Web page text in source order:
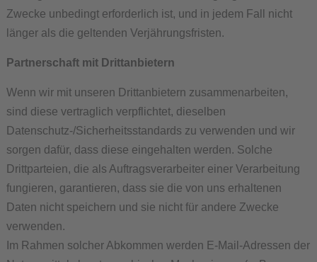
Zwecke unbedingt erforderlich ist, und in jedem Fall nicht
länger als die geltenden Verjährungsfristen.
Partnerschaft mit Drittanbietern
Wenn wir mit unseren Drittanbietern zusammenarbeiten,
sind diese vertraglich verpflichtet, dieselben
Datenschutz-/Sicherheitsstandards zu verwenden und wir
sorgen dafür, dass diese eingehalten werden. Solche
Drittparteien, die als Auftragsverarbeiter einer Verarbeitung
fungieren, garantieren, dass sie die von uns erhaltenen
Daten nicht speichern und sie nicht für andere Zwecke
verwenden.
Im Rahmen solcher Abkommen werden E-Mail-Adressen der